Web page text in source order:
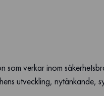
som verkar inom
utveckling, nytänkande,